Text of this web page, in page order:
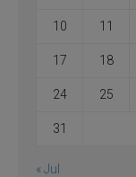
10 11
17 18
24 25
31
« Jul